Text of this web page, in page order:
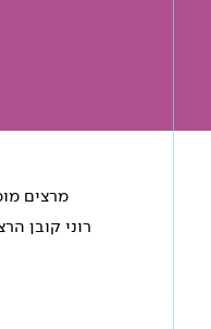
מרצים
רוני קובן